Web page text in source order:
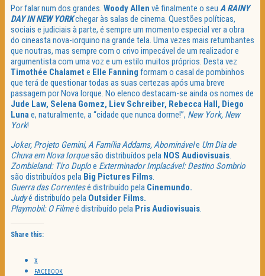
Por falar num dos grandes. Woody Allen vê finalmente o seu A RAINY
DAY IN NEW YORKchegar às salas de cinema. Questões políticas,
sociais e judiciais à parte, é sempre um momento especial ver a obra
do cineasta nova-iorquino na grande tela. Uma vezes mais retumbantes
que noutras, mas sempre com o crivo impecável de um realizador e
argumentista com uma voz e um estilo muitos próprios. Desta vez
Timothée Chalamete Elle Fanning formam o casal de pombinhos
que terá de questionar todas as suas certezas após uma breve
passagem por Nova Iorque. No elenco destacam-se ainda os nomes de
Jude Law, Selena Gomez, Liev Schreiber, Rebecca Hall, Diego
Lunae, naturalmente, a “cidade que nunca dorme!”, New York, New
York!
Joker, Projeto Gemini, A Família Addams, Abominávele Um Dia de
Chuva em Nova Iorquesão distribuídos pela NOS Audiovisuais.
Zombieland: Tiro Duploe Exterminador Implacável: Destino Sombrio
são distribuídos pela Big Pictures Films.
Guerra das Correntesé distribuído pela Cinemundo.
Judyé distribuído pela Outsider Films.
Playmobil: O Filmeé distribuído pela Pris Audiovisuais.
Share this:
X
FACEBOOK